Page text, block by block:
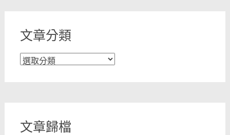
文章分類
文
文章歸檔